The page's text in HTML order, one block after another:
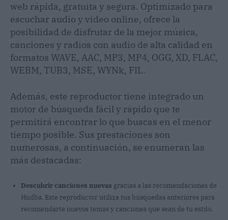
web rápida, gratuita y segura. Optimizado para
escuchar audio y video online, ofrece la
posibilidad de disfrutar de la mejor música,
canciones y radios con audio de alta calidad en
formatos WAVE, AAC, MP3, MP4, OGG, XD, FLAC,
WEBM, TUB3, MSE, WYNk, FIL.
Además, este reproductor tiene integrado un
motor de búsqueda fácil y rápido que te
permitirá encontrar lo que buscas en el menor
tiempo posible. Sus prestaciones son
numerosas, a continuación, se enumeran las
más destacadas:
Descubrir canciones nuevas gracias a las recomendaciones de
Hudba. Este reproductor utiliza tus búsquedas anteriores para
recomendarte nuevos temas y canciones que sean de tu estilo.